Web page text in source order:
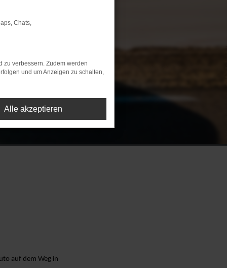
auf dem Weg in
Chats,
zu verbessern. Zudem werden
und um Anzeigen zu schalten,
Alle akzeptieren